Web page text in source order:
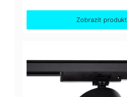
Zobrazit produkt